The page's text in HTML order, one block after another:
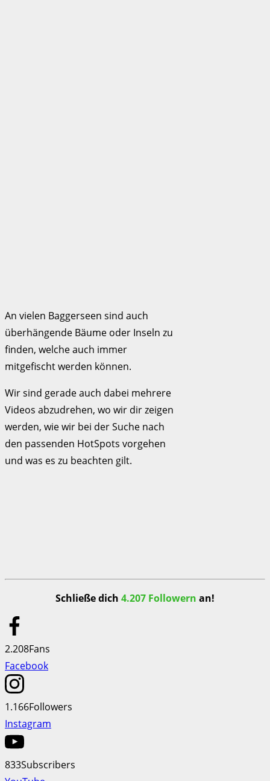
An vielen Baggerseen sind auch
überhängende Bäume oder Inseln zu
finden, welche auch immer
mitgefischt werden können.
Wir sind gerade auch dabei mehrere
Videos abzudrehen, wo wir dir zeigen
werden, wie wir bei der Suche nach
den passenden HotSpots vorgehen
und was es zu beachten gilt.
Schließe dich 4.207 Followern an!
2.208Fans
Facebook
1.166Followers
Instagram
833Subscribers